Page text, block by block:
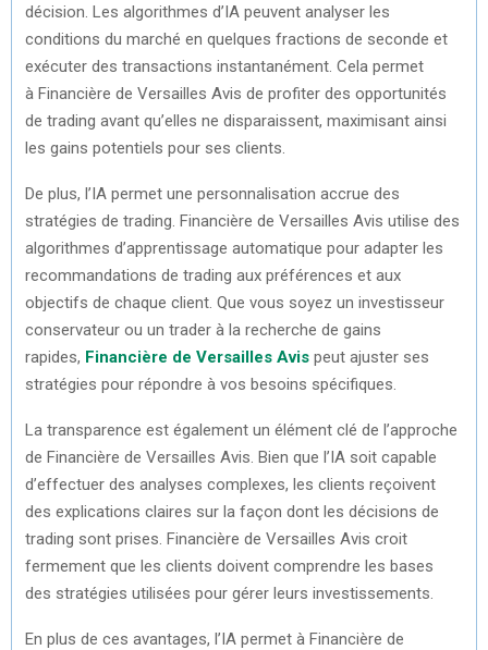
décision. Les algorithmes d’IA peuvent analyser les
conditions du marché en quelques fractions de seconde et
exécuter des transactions instantanément. Cela permet
à Financière de Versailles Avis de profiter des opportunités
de trading avant qu’elles ne disparaissent, maximisant ainsi
les gains potentiels pour ses clients.
De plus, l’IA permet une personnalisation accrue des
stratégies de trading. Financière de Versailles Avis utilise des
algorithmes d’apprentissage automatique pour adapter les
recommandations de trading aux préférences et aux
objectifs de chaque client. Que vous soyez un investisseur
conservateur ou un trader à la recherche de gains
rapides, Financière de Versailles Avis peut ajuster ses
stratégies pour répondre à vos besoins spécifiques.
La transparence est également un élément clé de l’approche
de Financière de Versailles Avis. Bien que l’IA soit capable
d’effectuer des analyses complexes, les clients reçoivent
des explications claires sur la façon dont les décisions de
trading sont prises. Financière de Versailles Avis croit
fermement que les clients doivent comprendre les bases
des stratégies utilisées pour gérer leurs investissements.
En plus de ces avantages, l’IA permet à Financière de